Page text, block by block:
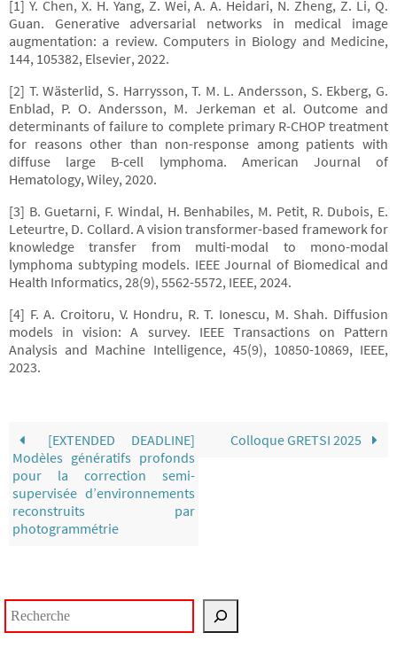
[1] Y. Chen, X. H. Yang, Z. Wei, A. A. Heidari, N. Zheng, Z. Li, Q.
Guan. Generative adversarial networks in medical image
augmentation: a review. Computers in Biology and Medicine,
144, 105382, Elsevier, 2022.
[2] T. Wästerlid, S. Harrysson, T. M. L. Andersson, S. Ekberg, G.
Enblad, P. O. Andersson, M. Jerkeman et al. Outcome and
determinants of failure to complete primary R-CHOP treatment
for reasons other than non-response among patients with
diffuse large B-cell lymphoma. American Journal of
Hematology, Wiley, 2020.
[3] B. Guetarni, F. Windal, H. Benhabiles, M. Petit, R. Dubois, E.
Leteurtre, D. Collard. A vision transformer-based framework for
knowledge transfer from multi-modal to mono-modal
lymphoma subtyping models. IEEE Journal of Biomedical and
Health Informatics, 28(9), 5562-5572, IEEE, 2024.
[4] F. A. Croitoru, V. Hondru, R. T. Ionescu, M. Shah. Diffusion
models in vision: A survey. IEEE Transactions on Pattern
Analysis and Machine Intelligence, 45(9), 10850-10869, IEEE,
2023.
[EXTENDED DEADLINE]
Modèles génératifs profonds
pour la correction semi-
supervisée d’environnements
reconstruits par
photogrammétrie
Colloque GRETSI 2025